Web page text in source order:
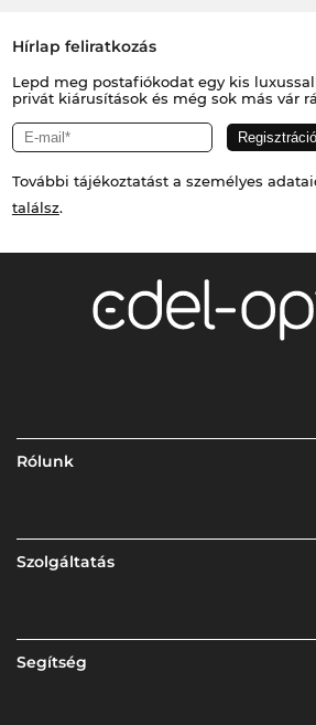
Hírlap feliratkozás
Lepd meg postafiókodat egy kis
privát kiárusítások és még sok más vár
További tájékoztatást a személyes
találsz.
Rólunk
Szolgáltatás
Segítség